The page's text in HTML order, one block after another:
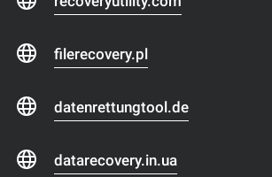
filerecovery.pl
datenrettungtool.de
datarecovery.in.ua